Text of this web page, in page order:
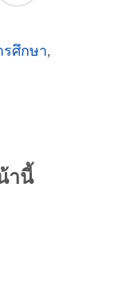
รศึกษา,
านี้